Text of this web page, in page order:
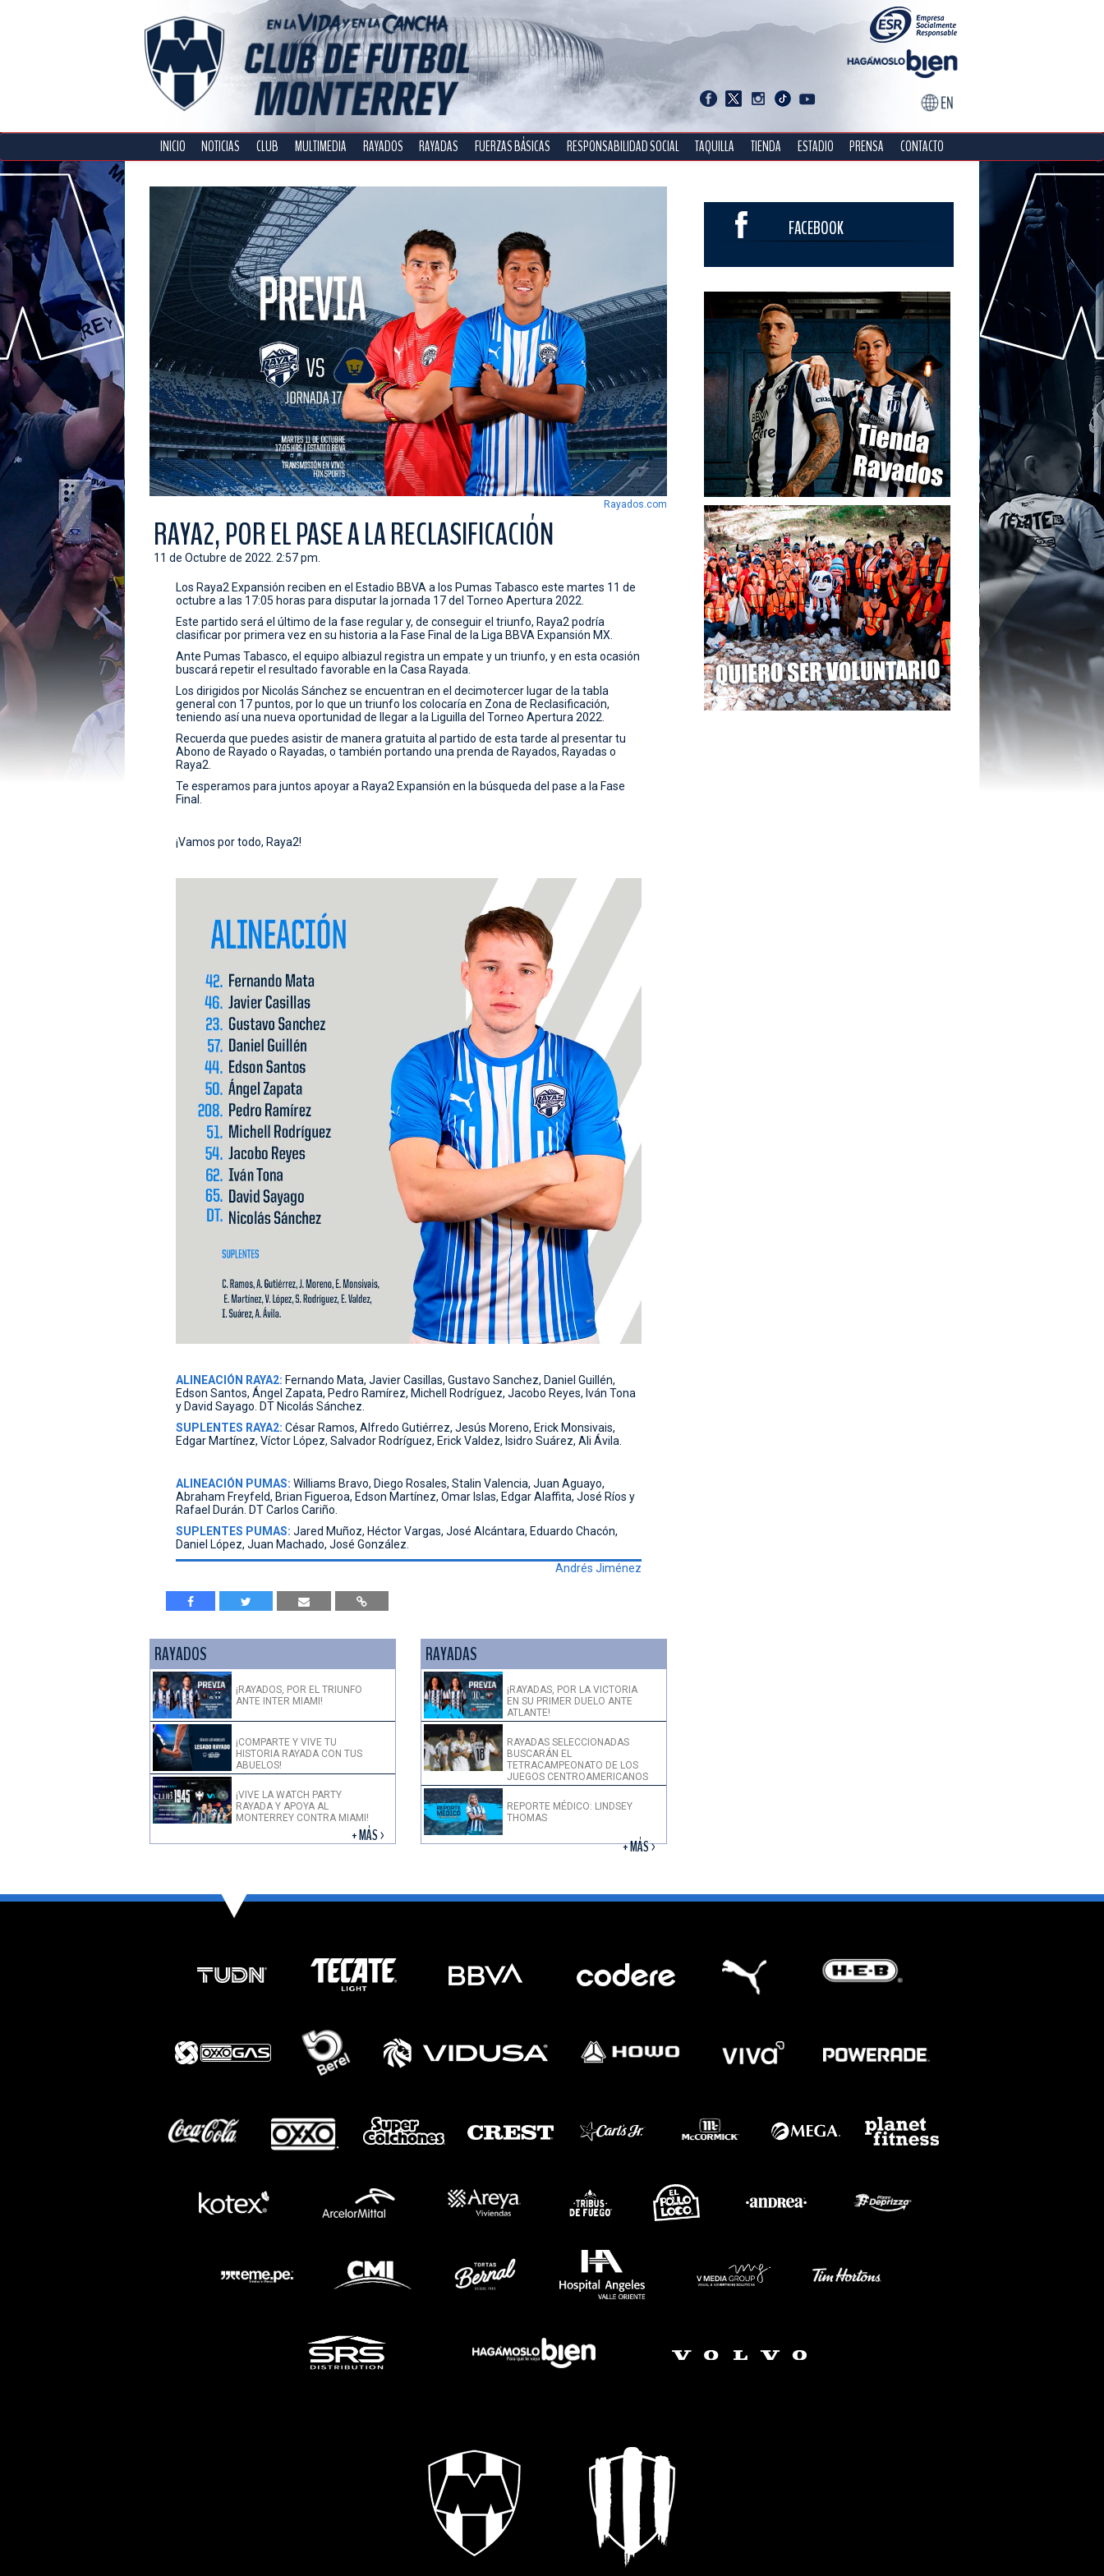
INICIO NOTICIAS CLUB MULTIMEDIA RAYADOS RAYADAS FUERZAS BÁSICAS RESPONSABILIDAD SOCIAL TAQUILLA TIENDA ESTADIO PRENSA CONTACTO
Rayados.com
RAYA2, POR EL PASE A LA RECLASIFICACIÓN
11 de Octubre de 2022. 2:57 pm.
Los Raya2 Expansión reciben en el Estadio BBVA a los Pumas Tabasco este martes 11 de
octubre a las 17:05 horas para disputar la jornada 17 del Torneo Apertura 2022.
Este partido será el último de la fase regular y, de conseguir el triunfo, Raya2 podría
clasificar por primera vez en su historia a la Fase Final de la Liga BBVA Expansión MX.
Ante Pumas Tabasco, el equipo albiazul registra un empate y un triunfo, y en esta ocasión
buscará repetir el resultado favorable en la Casa Rayada.
Los dirigidos por Nicolás Sánchez se encuentran en el decimotercer lugar de la tabla
general con 17 puntos, por lo que un triunfo los colocaría en Zona de Reclasificación,
teniendo así una nueva oportunidad de llegar a la Liguilla del Torneo Apertura 2022.
Recuerda que puedes asistir de manera gratuita al partido de esta tarde al presentar tu
Abono de Rayado o Rayadas, o también portando una prenda de Rayados, Rayadas o
Raya2.
Te esperamos para juntos apoyar a Raya2 Expansión en la búsqueda del pase a la Fase
Final.
¡Vamos por todo, Raya2!
ALINEACIÓN RAYA2: Fernando Mata, Javier Casillas, Gustavo Sanchez, Daniel Guillén,
Edson Santos, Ángel Zapata, Pedro Ramírez, Michell Rodríguez, Jacobo Reyes, Iván Tona
y David Sayago. DT Nicolás Sánchez.
SUPLENTES RAYA2: César Ramos, Alfredo Gutiérrez, Jesús Moreno, Erick Monsivais,
Edgar Martínez, Víctor López, Salvador Rodríguez, Erick Valdez, Isidro Suárez, Ali Ávila.
ALINEACIÓN PUMAS: Williams Bravo, Diego Rosales, Stalin Valencia, Juan Aguayo,
Abraham Freyfeld, Brian Figueroa, Edson Martínez, Omar Islas, Edgar Alaffita, José Ríos y
Rafael Durán. DT Carlos Cariño.
SUPLENTES PUMAS: Jared Muñoz, Héctor Vargas, José Alcántara, Eduardo Chacón,
Daniel López, Juan Machado, José González.
Andrés Jiménez
RAYADOS
¡RAYADOS, POR EL TRIUNFO
ANTE INTER MIAMI!
¡COMPARTE Y VIVE TU
HISTORIA RAYADA CON TUS
ABUELOS!
¡VIVE LA WATCH PARTY
RAYADA Y APOYA AL
MONTERREY CONTRA MIAMI!
+ MÁS >
RAYADAS
¡RAYADAS, POR LA VICTORIA
EN SU PRIMER DUELO ANTE
ATLANTE!
RAYADAS SELECCIONADAS
BUSCARÁN EL
TETRACAMPEONATO DE LOS
JUEGOS CENTROAMERICANOS
REPORTE MÉDICO: LINDSEY
THOMAS
+ MÁS >
FACEBOOK